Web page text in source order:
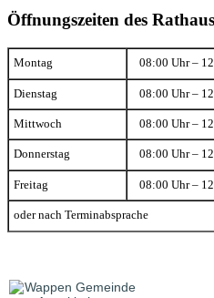
Öffnungszeiten des
Montag 08:00 Uhr –
Dienstag 08:00 Uhr –
Mittwoch 08:00 Uhr –
Donnerstag 08:00 Uhr –
Freitag 08:00 Uhr –
oder nach Terminabsprache